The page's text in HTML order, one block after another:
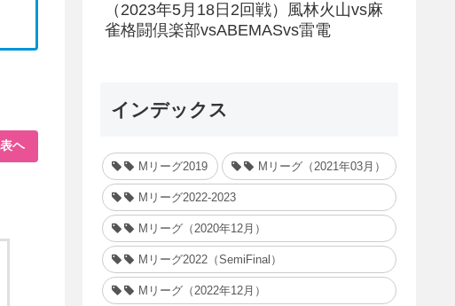
ヘ
（2023年5月18日2回戦）風林火山vs麻
雀格闘倶楽部vsABEMASvs雷電
インデックス
Mリーグ2019 Mリーグ（2021年03月）
Mリーグ2022-2023
Mリーグ（2020年12月）
Mリーグ2022（SemiFinal）
Mリーグ（2022年12月）